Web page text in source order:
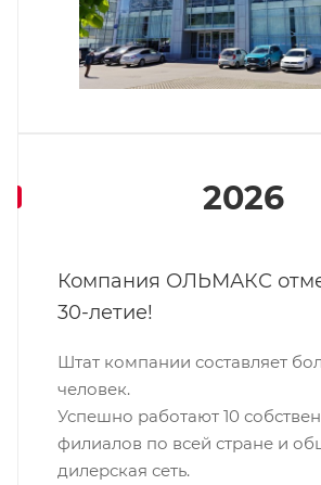
2026
Компания ОЛЬМАКС
30-летие!
Штат компании составляет
человек.
Успешно работают 10
филиалов по всей стране и
дилерская сеть.